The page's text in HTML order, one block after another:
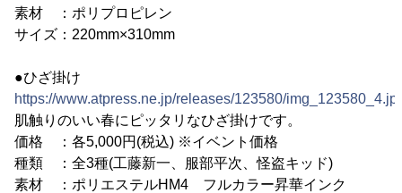
素材 ：ポリプロピレン
サイズ：220mm×310mm
●ひざ掛け
https://www.atpress.ne.jp/releases/123580/
肌触りのいい春にピッタリなひざ掛けです。
価格 ：各5,000円(税込) ※イベント価格
種類 ：全3種(工藤新一、服部平次、怪盗キッド)
素材 ：ポリエステルHM4 フルカラー昇華インク